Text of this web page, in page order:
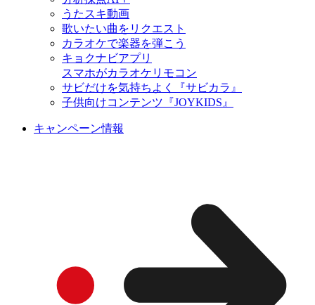
うたスキ動画
歌いたい曲をリクエスト
カラオケで楽器を弾こう
キョクナビアプリ
スマホがカラオケリモコン
サビだけを気持ちよく『サビカラ』
子供向けコンテンツ『JOYKIDS』
キャンペーン情報